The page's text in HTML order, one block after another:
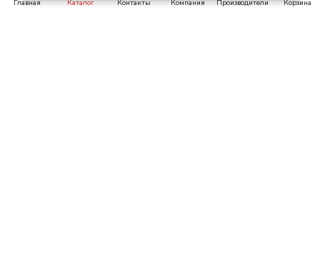
Главная Каталог Контакты Компания Производители Корзина